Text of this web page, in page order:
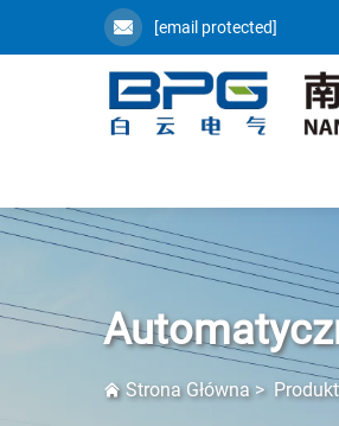
[email protected]
Strona Główna>